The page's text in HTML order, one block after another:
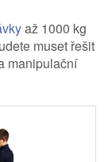
až 1000 kg
muset řešit
manipulační